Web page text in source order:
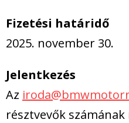
Fizetési határidő
2025. november 30.
Jelentkezés
Az
résztvevők számának